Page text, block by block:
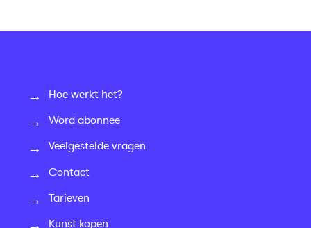
Hoe werkt het?
Word abonnee
Veelgestelde vragen
Contact
Tarieven
Kunst kopen